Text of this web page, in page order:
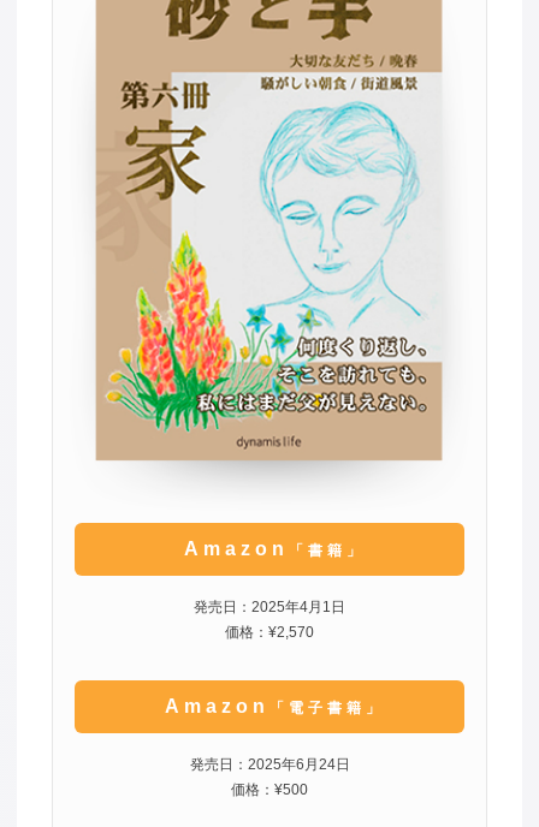
Amazon 「書籍」
発売日：2025年4月1日
価格：¥2,570
Amazon 「電子書籍」
発売日：2025年6月24日
価格：¥500